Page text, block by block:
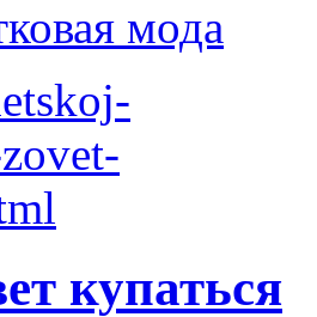
мода
купаться